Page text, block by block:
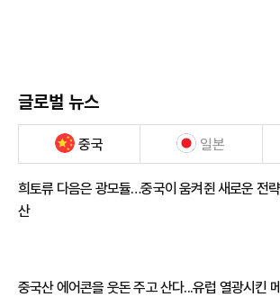
글로벌 뉴스
중국 일본
희토류 다음은 광모듈…중국이 움켜쥔 새로운 전
산
중국산 에어콘을 웃돈 주고 산다...유럽 열광시킨